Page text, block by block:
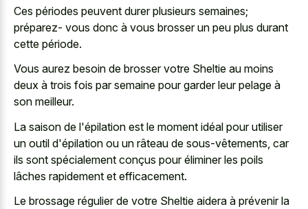
Ces périodes peuvent durer plusieurs semaines;
préparez- vous donc à vous brosser un peu plus durant
cette période.
Vous aurez besoin de brosser votre Sheltie au moins
deux à trois fois par semaine pour garder leur pelage à
son meilleur.
La saison de l'épilation est le moment idéal pour utiliser
un outil d'épilation ou un râteau de sous-vêtements, car
ils sont spécialement conçus pour éliminer les poils
lâches rapidement et efficacement.
Le brossage régulier de votre Sheltie aidera à prévenir la